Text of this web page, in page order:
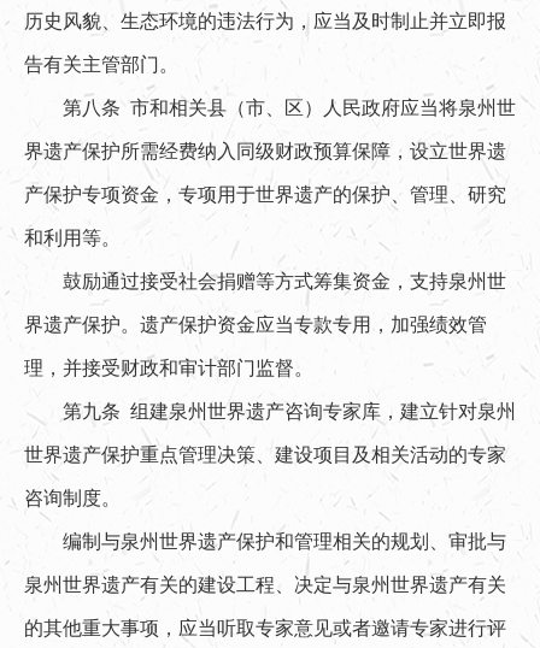
历史风貌、生态环境的违法行为，应当及时制止并立即报
告有关主管部门。
第八条 市和相关县（市、区）人民政府应当将泉州世
界遗产保护所需经费纳入同级财政预算保障，设立世界遗
产保护专项资金，专项用于世界遗产的保护、管理、研究
和利用等。
鼓励通过接受社会捐赠等方式筹集资金，支持泉州世
界遗产保护。遗产保护资金应当专款专用，加强绩效管
理，并接受财政和审计部门监督。
第九条 组建泉州世界遗产咨询专家库，建立针对泉州
世界遗产保护重点管理决策、建设项目及相关活动的专家
咨询制度。
编制与泉州世界遗产保护和管理相关的规划、审批与
泉州世界遗产有关的建设工程、决定与泉州世界遗产有关
的其他重大事项，应当听取专家意见或者邀请专家进行评